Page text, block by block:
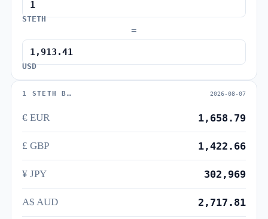
STETH
=
USD
1 STETH В… 2026-08-07
€ EUR 1,658.79
£ GBP 1,422.66
¥ JPY 302,969
A$ AUD 2,717.81